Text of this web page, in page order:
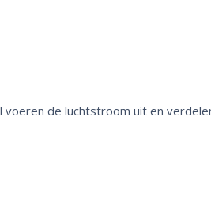
de luchtstroom uit en